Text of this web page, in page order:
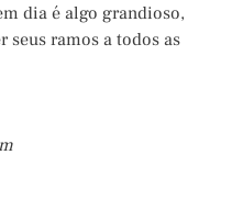
dia é algo grandioso,
seus ramos a todos as